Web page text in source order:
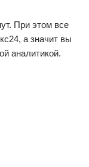
При этом все
а значит вы
аналитикой.